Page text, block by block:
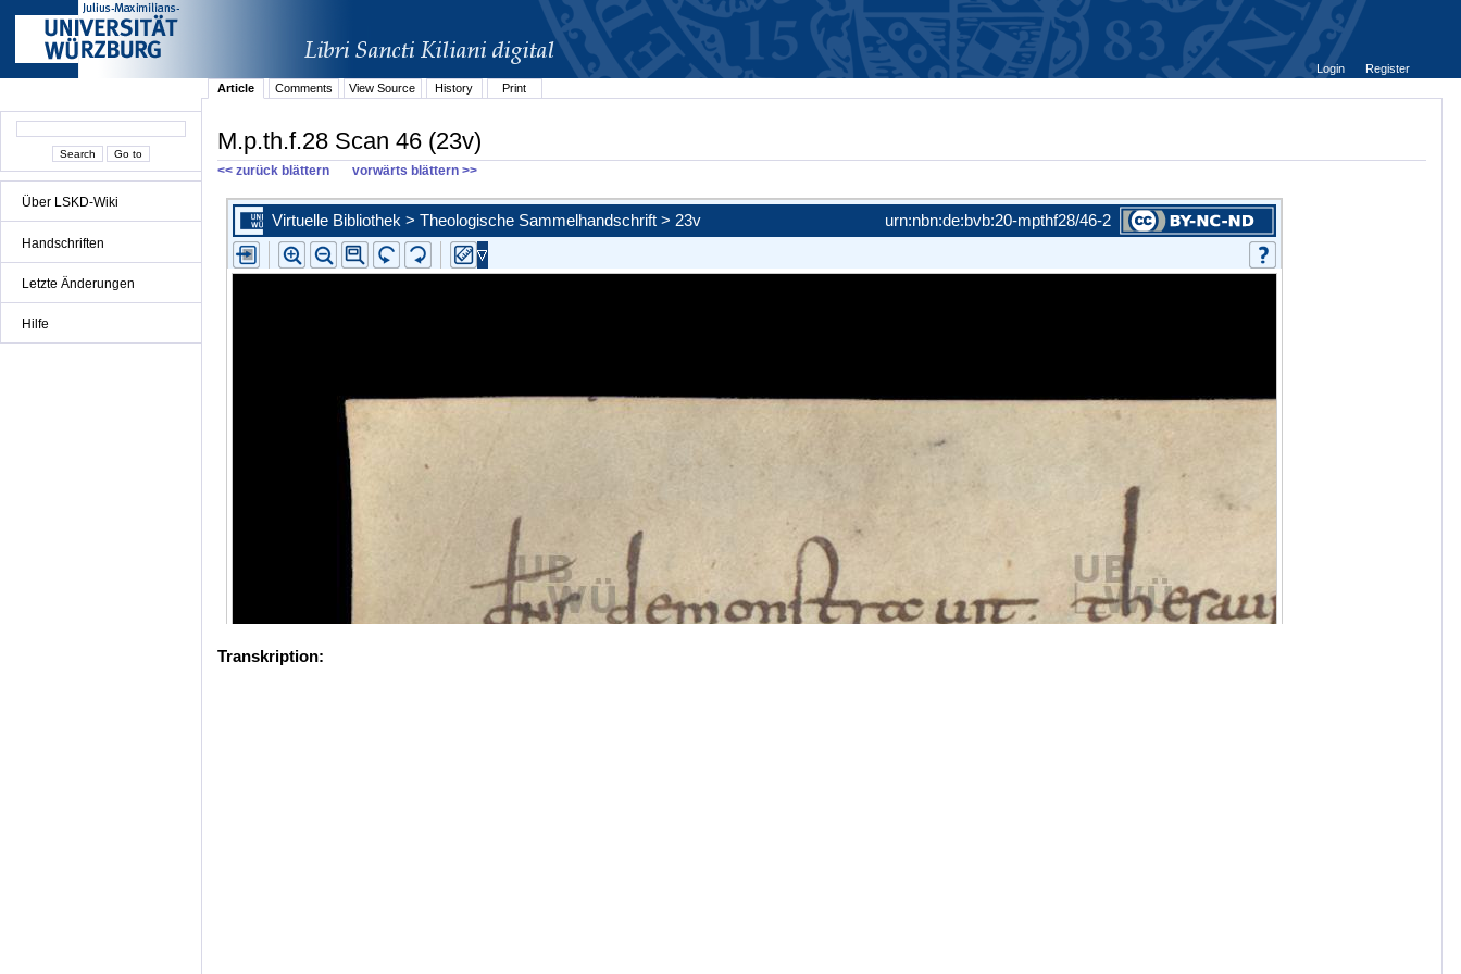
Über LSKD-Wiki
Handschriften
Letzte Änderungen
Hilfe
Login
Register
Article
Comments View Source History Print
M.p.th.f.28 Scan 46 (23v)
<< zurück blättern vorwärts blättern >>
Transkription: